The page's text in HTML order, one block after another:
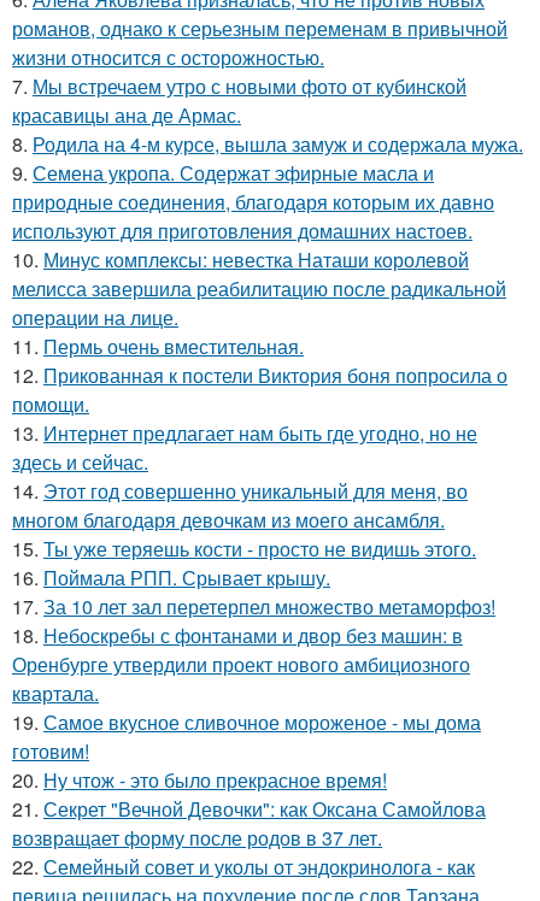
романов, однако к серьезным переменам в привычной
жизни относится с осторожностью.
7. Мы встречаем утро с новыми фото от кубинской
красавицы ана де Армас.
8. Родила на 4-м курсе, вышла замуж и содержала мужа.
9. Семена укропа. Содержат эфирные масла и
природные соединения, благодаря которым их давно
используют для приготовления домашних настоев.
10. Минус комплексы: невестка Наташи королевой
мелисса завершила реабилитацию после радикальной
операции на лице.
11. Пермь очень вместительная.
12. Прикованная к постели Виктория боня попросила о
помощи.
13. Интернет предлагает нам быть где угодно, но не
здесь и сейчас.
14. Этот год совершенно уникальный для меня, во
многом благодаря девочкам из моего ансамбля.
15. Ты уже теряешь кости - просто не видишь этого.
16. Поймала РПП. Срывает крышу.
17. За 10 лет зал перетерпел множество метаморфоз!
18. Небоскребы с фонтанами и двор без машин: в
Оренбурге утвердили проект нового амбициозного
квартала.
19. Самое вкусное сливочное мороженое - мы дома
готовим!
20. Ну чтож - это было прекрасное время!
21. Секрет "Вечной Девочки": как Оксана Самойлова
возвращает форму после родов в 37 лет.
22. Семейный совет и уколы от эндокринолога - как
певица решилась на похудение после слов Тарзана.